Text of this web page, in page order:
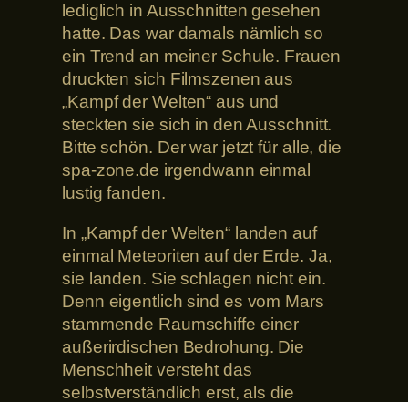
lediglich in Ausschnitten gesehen
hatte. Das war damals nämlich so
ein Trend an meiner Schule. Frauen
druckten sich Filmszenen aus
„Kampf der Welten“ aus und
steckten sie sich in den Ausschnitt.
Bitte schön. Der war jetzt für alle, die
spa-zone.de irgendwann einmal
lustig fanden.
In „Kampf der Welten“ landen auf
einmal Meteoriten auf der Erde. Ja,
sie landen. Sie schlagen nicht ein.
Denn eigentlich sind es vom Mars
stammende Raumschiffe einer
außerirdischen Bedrohung. Die
Menschheit versteht das
selbstverständlich erst, als die